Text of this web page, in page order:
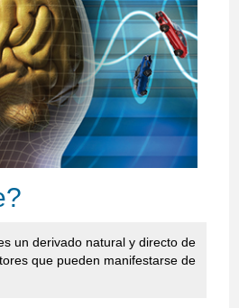
un derivado natural y directo de
que pueden manifestarse de